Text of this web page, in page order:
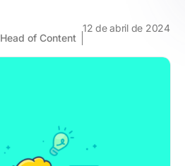
Head of Content
12 de abril de 2024